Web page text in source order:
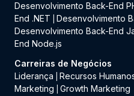
Desenvolvimento Back-End
End .NET
Desenvolvimento
Desenvolvimento Back-End
End Node.js
Carreiras de Negócios
Liderança
Recursos
Marketing
Growth Marketing